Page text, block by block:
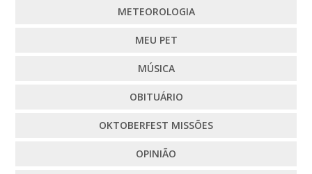
METEOROLOGIA
MEU PET
MÚSICA
OBITUÁRIO
OKTOBERFEST MISSÕES
OPINIÃO